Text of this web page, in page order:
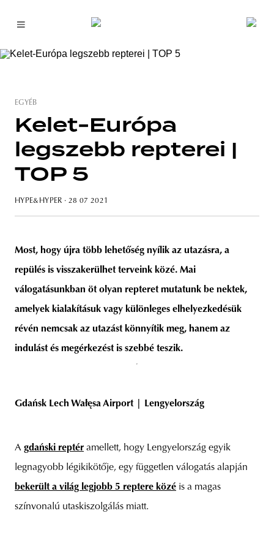
EGYÉB
Kelet-Európa
legszebb repterei |
TOP 5
HYPE&HYPER · 28 07 2021
Most, hogy újra több lehetőség nyílik az utazásra, a
repülés is visszakerülhet terveink közé. Mai
válogatásunkban öt olyan repteret mutatunk be nektek,
amelyek kialakításuk vagy különleges elhelyezkedésük
révén nemcsak az utazást könnyítik meg, hanem az
indulást és megérkezést is szebbé teszik.
Gdańsk Lech Wałęsa Airport | Lengyelország
A gdański reptér amellett, hogy Lengyelország egyik
legnagyobb légikikötője, egy független válogatás alapján
bekerült a világ legjobb 5 reptere közé is a magas
színvonalú utaskiszolgálás miatt.